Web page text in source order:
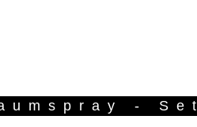
- Set